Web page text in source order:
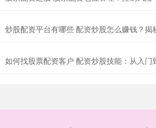
炒股配资平台有哪些 配资炒股怎么赚钱？揭
如何找股票配资客户 配资炒股技能：从入门